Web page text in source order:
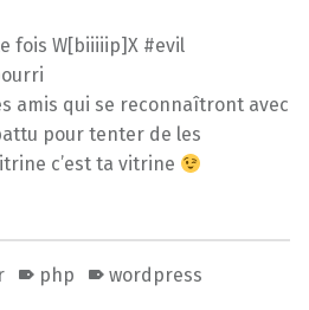
fois W[biiiiip]X #evil
amis qui se reconnaîtront avec
pour tenter de les
c’est ta vitrine
php wordpress